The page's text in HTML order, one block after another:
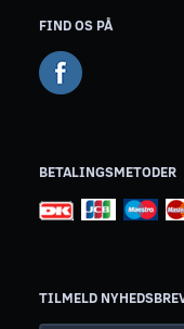
FIND OS PÅ
BETALINGSMETODER
TILMELD